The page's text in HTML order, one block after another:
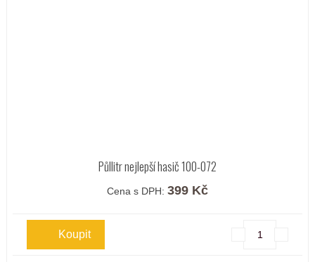
Půllitr nejlepší hasič 100-072
Cena s DPH: 399 Kč